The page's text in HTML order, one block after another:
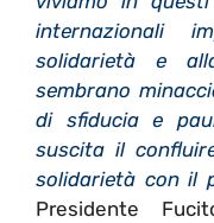
internazionali
solidarietà e
sembrano
di sfiducia e
suscita il
solidarietà con il
Presidente